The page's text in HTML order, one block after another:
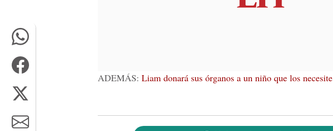
ADEMÁS: Liam donará sus órganos a un niño que los necesite